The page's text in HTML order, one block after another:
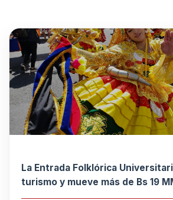
La Entrada Folklórica
turismo y mueve más de Bs 19